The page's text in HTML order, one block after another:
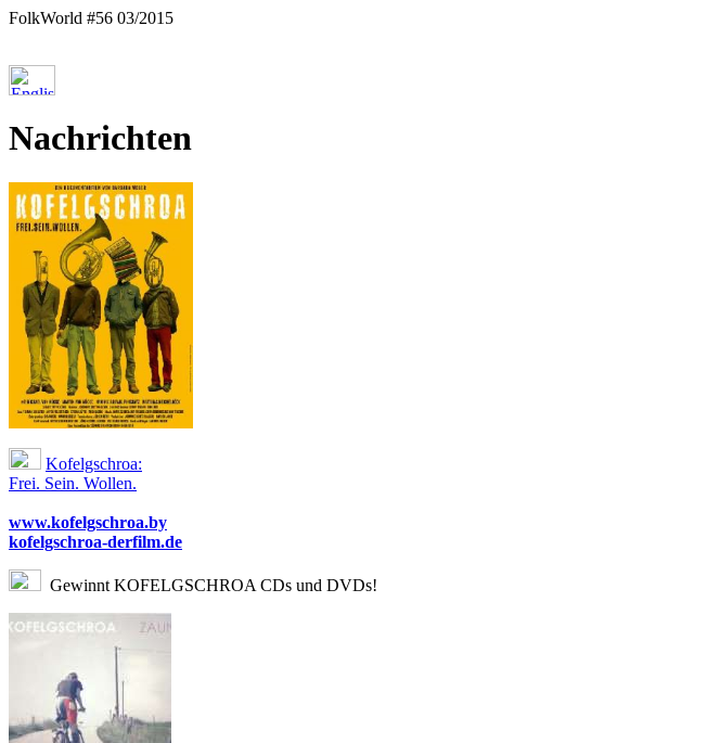
FolkWorld #56 03/2015
Nachrichten
Kofelgschroa:
Frei. Sein. Wollen.
www.kofelgschroa.by
kofelgschroa-derfilm.de
Gewinnt KOFELGSCHROA CDs und DVDs!